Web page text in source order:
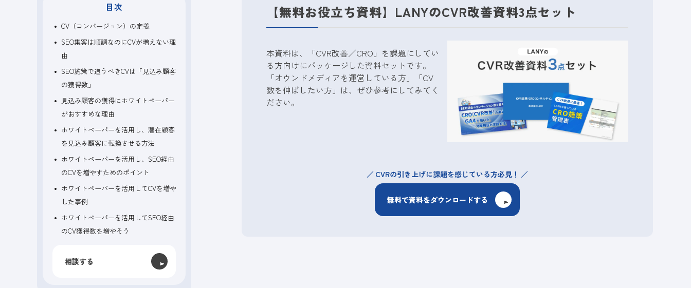
【無料お役立ち資料】LANYのCVR改善資料3点セット
本資料は、「CVR改善／CRO」を課題にしてい
る方向けにパッケージした資料セットです。
「オウンドメディアを運営している方」「CV
数を伸ばしたい方」は、ぜひ参考にしてみてく
ださい。
CVRの引き上げに課題を感じている方必見！
無料で資料をダウンロードする
目次
CV（コンバージョン）の定義
SEO集客は順調なのにCVが増えない理
由
SEO施策で追うべきCVは「見込み顧客
の獲得数」
見込み顧客の獲得にホワイトペーパー
がおすすめな理由
ホワイトペーパーを活用し、潜在顧客
を見込み顧客に転換させる方法
ホワイトペーパーを活用し、SEO経由
のCVを増やすためのポイント
ホワイトペーパーを活用してCVを増や
した事例
ホワイトペーパーを活用してSEO経由
のCV獲得数を増やそう
相談する